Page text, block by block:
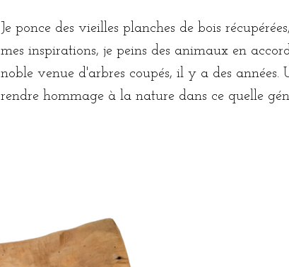
Je ponce des vieilles planches de bois
mes inspirations, je peins des animaux en
noble venue d'arbres coupés, il y a des années.
rendre hommage à la nature dans ce quelle